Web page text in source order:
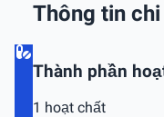
Thông tin
Thành phần
1 hoạt chất